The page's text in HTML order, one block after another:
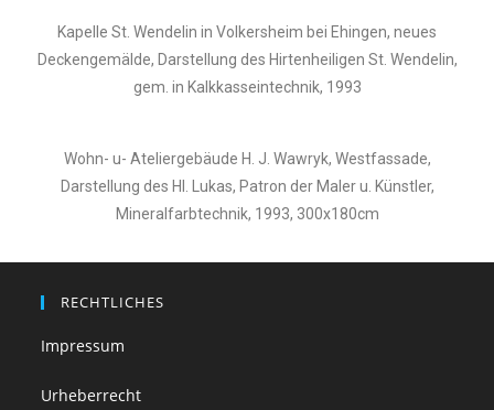
Kapelle St. Wendelin in Volkersheim bei Ehingen, neues
Deckengemälde, Darstellung des Hirtenheiligen St. Wendelin,
gem. in Kalkkasseintechnik, 1993
Wohn- u- Ateliergebäude H. J. Wawryk, Westfassade,
Darstellung des Hl. Lukas, Patron der Maler u. Künstler,
Mineralfarbtechnik, 1993, 300x180cm
RECHTLICHES
Impressum
Urheberrecht